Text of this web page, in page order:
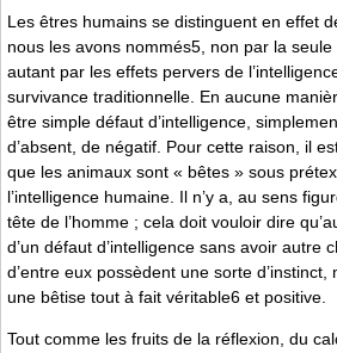
Les êtres humains se distinguent en effet
nous les avons nommés5, non par la
autant par les effets pervers de
survivance traditionnelle. En aucune
être simple défaut d’intelligence,
d’absent, de négatif. Pour cette raison, il
que les animaux sont « bêtes » sous
l’intelligence humaine. Il n’y a, au sens
tête de l’homme ; cela doit vouloir dire
d’un défaut d’intelligence sans avoir autre
d’entre eux possèdent une sorte
une bêtise tout à fait véritable6 et positive.
Tout comme les fruits de la réflexion, du